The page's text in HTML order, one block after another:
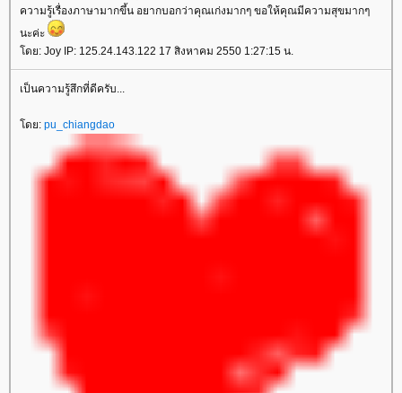
ความรู้เรื่องภาษามากขึ้น อยากบอกว่าคุณเก่งมากๆ ขอให้คุณมีความสุขมากๆ
นะค่ะ
ดย: Joy IP: 125.24.143.122 17 สิงหาคม 2550 1:27:15 น.
เป็นความรู้สึกที่ดีครับ...
ดย: pu_chiangdao